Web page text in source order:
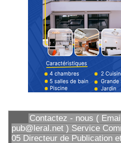
Contactez - nous (
pub@leral.net ) Service
05 Directeur de Publication